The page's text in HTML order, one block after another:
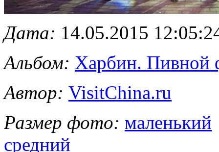
Дата: 14.05.2015
Альбом: Харбин. Пивной
Автор: VisitChina.ru
Размер фото: маленький
средний